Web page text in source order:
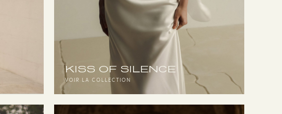
KISS OF SILENCE
VOIR LA COLLECTION